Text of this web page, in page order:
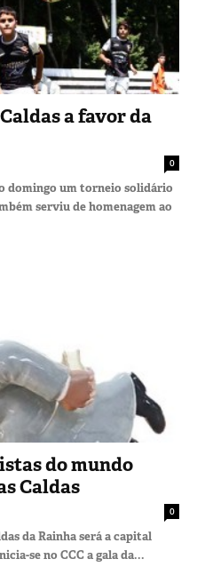
a favor da
0
domingo um torneio solidário
serviu de homenagem ao
do mundo
Caldas
0
da Rainha será a capital
se no CCC a gala da...